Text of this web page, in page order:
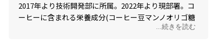
2017年より技術開発部に所属。 2022年より現部署。コ
ーヒーに含まれる栄養成分(コーヒー豆マンノオリゴ糖
の機能性や、コーヒーがもたらすココロへの影響
...続きを読む